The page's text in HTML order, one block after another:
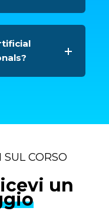
CORSO
un